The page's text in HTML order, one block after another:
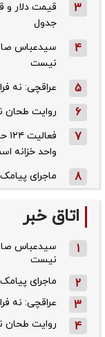
3
جدول
4
سیدعباس
نیست
5 عراقچی: نه
6 روایت طحان‌
7
واحد خزانه
8 ماجرای
اتاق خبر
1
سیدعباس
نیست
2 ماجرای
3 عراقچی: نه
4 روایت طحان‌